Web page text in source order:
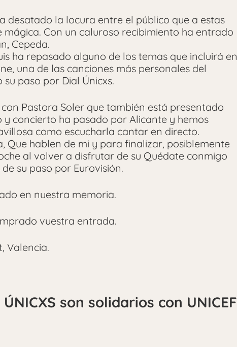
desatado la locura entre el público que a estas
Con un caluroso recibimiento ha entrado
Cepeda.
ha repasado alguno de los temas que incluirá en
una de las canciones más personales del
paso por Dial Únicxs.
Pastora Soler que también está presentado
y concierto ha pasado por Alicante y hemos
como escucharla cantar en directo.
Que hablen de mi y para finalizar, posiblemente
al volver a disfrutar de su Quédate conmigo
su paso por Eurovisión.
en nuestra memoria.
vuestra entrada.
Valencia.
son solidarios con UNICEF